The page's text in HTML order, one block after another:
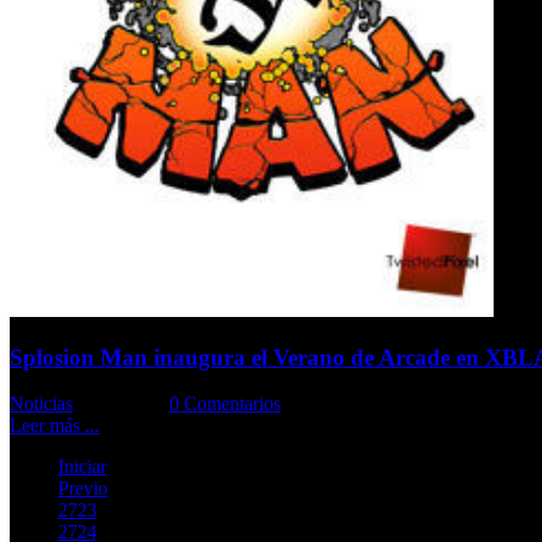
Splosion Man inaugura el Verano de Arcade en
Noticias
0 Comentarios
Leer más ...
Iniciar
Previo
2723
2724